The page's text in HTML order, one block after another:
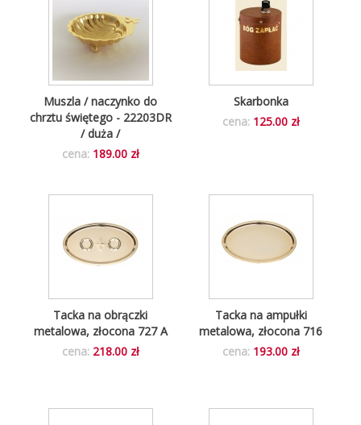
Skarbonka
cena: 125.00 zł
Muszla / naczynko do
chrztu świętego - 22203DR
/ duża /
cena: 189.00 zł
Tacka na ampułki
metalowa, złocona 716
cena: 193.00 zł
Tacka na obrączki
metalowa, złocona 727 A
cena: 218.00 zł